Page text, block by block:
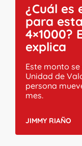
¿Cuál es
para
4×1000?
explica
Este monto
Unidad de
persona
mes.
JIMMY RIAÑO